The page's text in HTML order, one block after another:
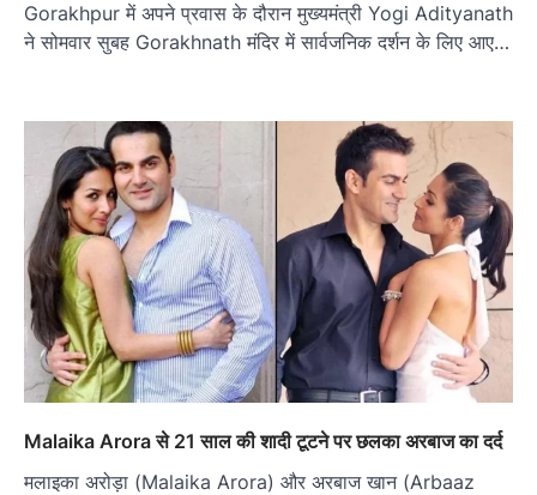
Gorakhpur में अपने प्रवास के दौरान मुख्यमंत्री Yogi Adityanath
ने सोमवार सुबह Gorakhnath मंदिर में सार्वजनिक दर्शन के लिए आए…
Malaika Arora से 21 साल की शादी टूटने पर छलका अरबाज का दर्द
मलाइका अरोड़ा (Malaika Arora) और अरबाज खान (Arbaaz